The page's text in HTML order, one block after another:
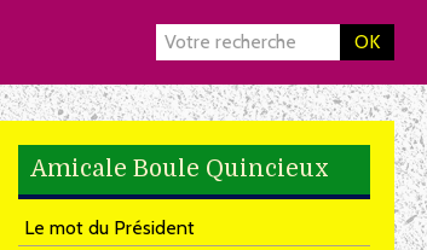
OK
Amicale Boule Quincieux
Le mot du Président